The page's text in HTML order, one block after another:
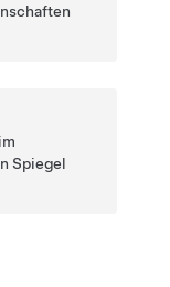
im
Spiegel